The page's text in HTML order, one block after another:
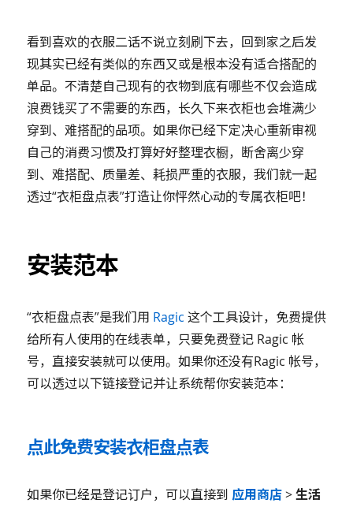
看到喜欢的衣服二话不说立刻刷下去，回到家之后发
现其实已经有类似的东西又或是根本没有适合搭配的
单品。不清楚自己现有的衣物到底有哪些不仅会造成
浪费钱买了不需要的东西，长久下来衣柜也会堆满少
穿到、难搭配的品项。如果你已经下定决心重新审视
自己的消费习惯及打算好好整理衣橱，断舍离少穿
到、难搭配、质量差、耗损严重的衣服，我们就一起
透过“衣柜盘点表”打造让你怦然心动的专属衣柜吧！
安装范本
“衣柜盘点表”是我们用 Ragic 这个工具设计，免费提供
给所有人使用的在线表单，只要免费登记 Ragic 帐
号，直接安装就可以使用。如果你还没有Ragic 帐号，
可以透过以下链接登记并让系统帮你安装范本：
点此免费安装衣柜盘点表
如果你已经是登记订户，可以直接到 应用商店>生活